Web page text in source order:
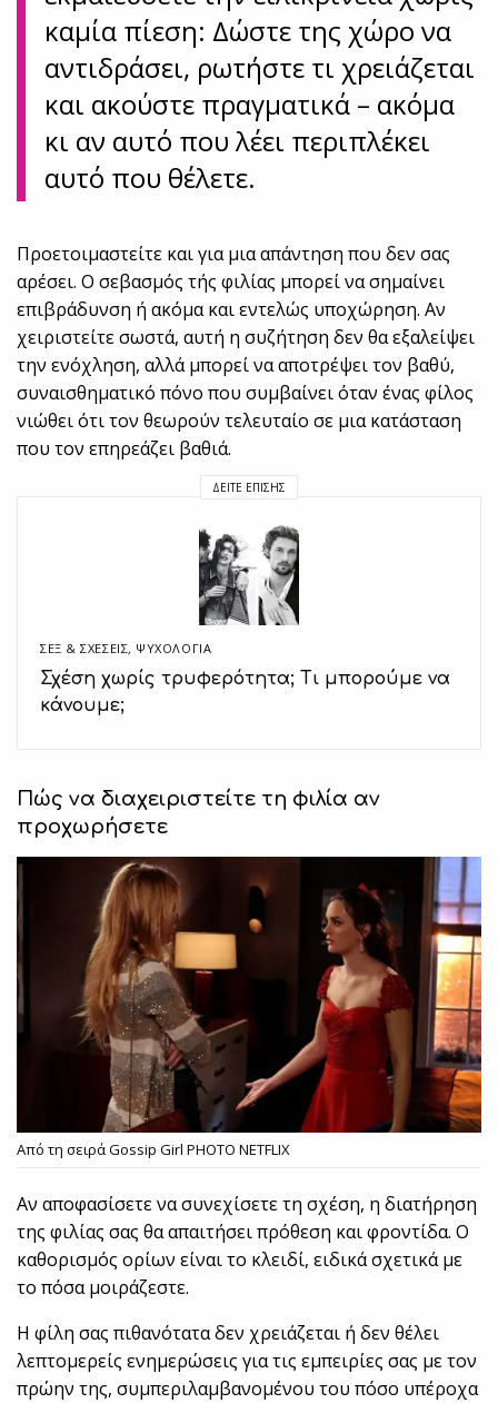
καμία πίεση: Δώστε της χώρο να
αντιδράσει, ρωτήστε τι χρειάζεται
και ακούστε πραγματικά – ακόμα
κι αν αυτό που λέει περιπλέκει
αυτό που θέλετε.
Προετοιμαστείτε και για μια απάντηση που δεν σας
αρέσει. Ο σεβασμός τής φιλίας μπορεί να σημαίνει
επιβράδυνση ή ακόμα και εντελώς υποχώρηση. Αν
χειριστείτε σωστά, αυτή η συζήτηση δεν θα εξαλείψει
την ενόχληση, αλλά μπορεί να αποτρέψει τον βαθύ,
συναισθηματικό πόνο που συμβαίνει όταν ένας φίλος
νιώθει ότι τον θεωρούν τελευταίο σε μια κατάσταση
που τον επηρεάζει βαθιά.
ΔΕΊΤΕ ΕΠΊΣΗΣ
ΣΕΞ & ΣΧΈΣΕΙΣ, ΨΥΧΟΛΟΓΙΑ
Σχέση χωρίς τρυφερότητα; Τι μπορούμε να
κάνουμε;
Πώς να διαχειριστείτε τη φιλία αν
προχωρήσετε
Από τη σειρά Gossip Girl PHOTO NETFLIX
Αν αποφασίσετε να συνεχίσετε τη σχέση, η διατήρηση
της φιλίας σας θα απαιτήσει πρόθεση και φροντίδα. Ο
καθορισμός ορίων είναι το κλειδί, ειδικά σχετικά με
το πόσα μοιράζεστε.
Η φίλη σας πιθανότατα δεν χρειάζεται ή δεν θέλει
λεπτομερείς ενημερώσεις για τις εμπειρίες σας με τον
πρώην της, συμπεριλαμβανομένου του πόσο υπέροχα